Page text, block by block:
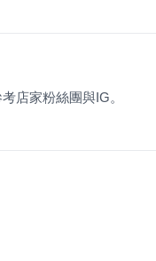
考店家粉絲團與IG。